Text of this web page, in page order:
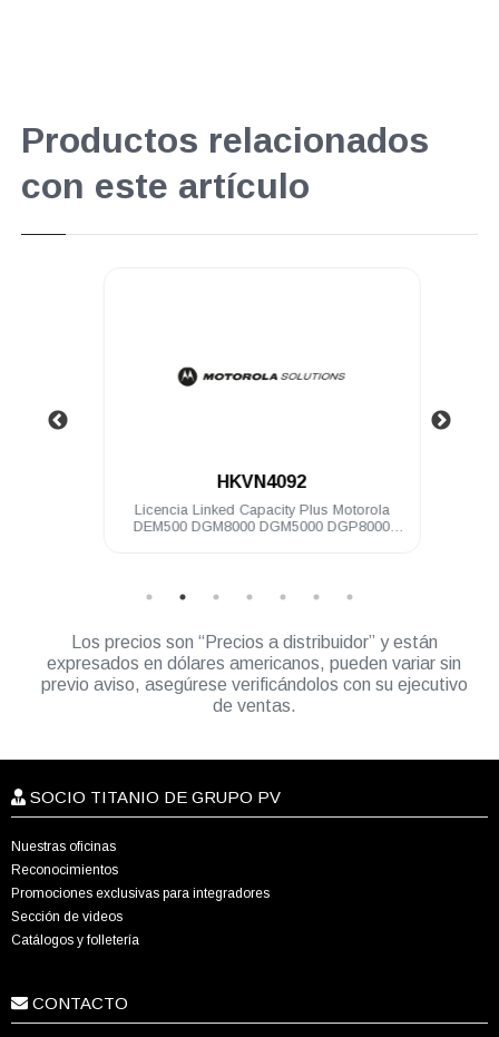
Productos relacionados
con este artículo
HKVN4092
Licencia Linked Capacity Plus Motorola
DEM500 DGM8000 DGM5000 DGP8000
Los precios son “Precios a distribuidor” y están
expresados en dólares americanos, pueden variar sin
previo aviso, asegúrese verificándolos con su ejecutivo
de ventas.
SOCIO TITANIO DE GRUPO PV
Nuestras oficinas
Reconocimientos
Promociones exclusivas para integradores
Sección de videos
Catálogos y folletería
CONTACTO